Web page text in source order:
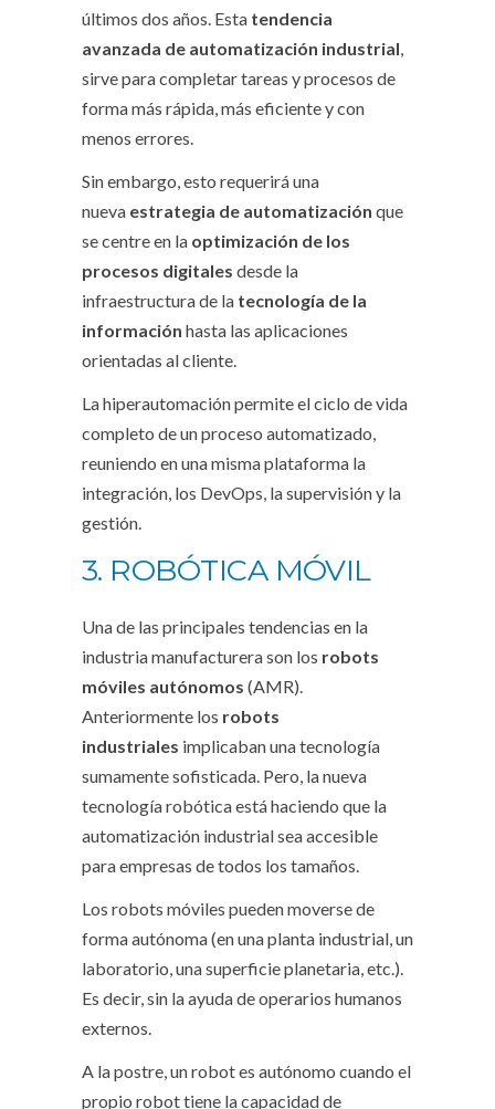
últimos dos años. Esta tendencia
avanzada de automatización industrial,
sirve para completar tareas y procesos de
forma más rápida, más eficiente y con
menos errores.
Sin embargo, esto requerirá una
nueva estrategia de automatización que
se centre en la optimización de los
procesos digitales desde la
infraestructura de la tecnología de la
información hasta las aplicaciones
orientadas al cliente.
La hiperautomación permite el ciclo de vida
completo de un proceso automatizado,
reuniendo en una misma plataforma la
integración, los DevOps, la supervisión y la
gestión.
3. ROBÓTICA MÓVIL
Una de las principales tendencias en la
industria manufacturera son los robots
móviles autónomos (AMR).
Anteriormente los robots
industriales implicaban una tecnología
sumamente sofisticada. Pero, la nueva
tecnología robótica está haciendo que la
automatización industrial sea accesible
para empresas de todos los tamaños.
Los robots móviles pueden moverse de
forma autónoma (en una planta industrial, un
laboratorio, una superficie planetaria, etc.).
Es decir, sin la ayuda de operarios humanos
externos.
A la postre, un robot es autónomo cuando el
propio robot tiene la capacidad de